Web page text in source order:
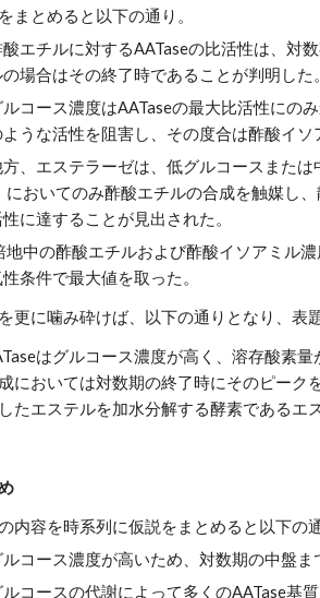
まとめると以下の通り。
酸エチルに対するAATaseの比活性は、対
の場合はその終了時であることが判明した。
ルコース濃度はAATaseの最大比活性にの
ような活性を阻害し、その度合は酢酸イソ
方、エステラーゼは、低グルコースまた
においてのみ酢酸エチルの合成を触媒し
に達することが見出された。
条件で最大値を取った。
更に噛み砕けば、以下の通りとなり、表
はグルコース濃度が高く、溶存酸素
においては対数期の終了時にそのピーク
たエステルを加水分解する酵素であるエ
内容を時系列に仮説をまとめると以下の
ルコース濃度が高いため、対数期の中盤
ルコースの代謝によって多くのAATase基